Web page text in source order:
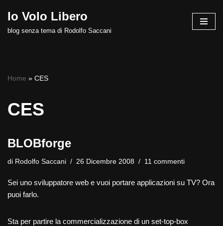
Vai
Io Volo Libero
blog senza tema di Rodolfo Saccani
Home » CES
CES
BLOBforge
di Rodolfo Saccani 26 Dicembre 2008 11 commenti
Sei uno sviluppatore web e vuoi portare applicazioni su TV? Ora
puoi farlo.
Sta per partire la commercializzazione di un set-top-box